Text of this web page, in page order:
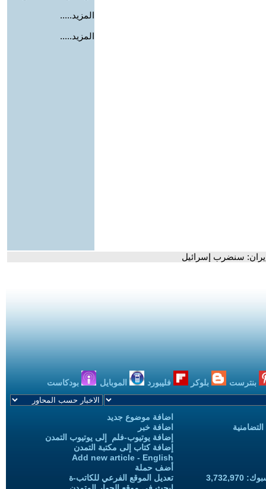
المزيد.....
المزيد.....
سنضرب إسرائيل
بنترست بلوكر فليبورد الموبايل بودكاست
اضافة موضوع جديد
اضافة خبر
إضافة يوتيوب-فلم إلى يوتيوب التمدن
إضافة كتاب إلى مكتبة التمدن
Add new article - English
أضف حملة
تعديل الموقع الفرعي للكاتب-ة